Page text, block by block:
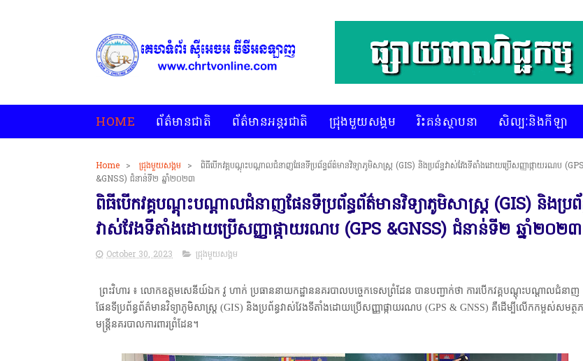
HOME ព័ត៌មានជាតិ ព័ត៌មានអន្តរជាតិ ជ្រុងមួយសង្គម រិះគន់ស្ថាបនា សិល្បៈនិងកីឡា
Home > ជ្រុងមួយសង្គម >
ពិធីបើកវគ្គបណ្តុះបណ្តាលជំនាញផែនទីប្រព័ន្ធព័ត៌មានវិទ្យាភូមិសាស្ត្រ (GIS) និងប្រព័ន្ធវាស់វែងទីតាំងដោយប្រើសញ្ញាផ្កាយរណប (GPS
&GNSS) ជំនាន់ទី២ ឆ្នាំ២០២៣
ពិធីបើកវគ្គបណ្តុះបណ្តាលជំនាញផែនទីប្រព័ន្ធព័ត៌មានវិទ្យាភូមិសាស្ត្រ (GIS) និងប្រព័
វាស់វែងទីតាំងដោយប្រើសញ្ញាផ្កាយរណប (GPS &GNSS) ជំនាន់ទី២ ឆ្នាំ២០២៣
October 30, 2023 ជ្រុងមួយសង្គម
ព្រះវិហារ ៖ លោកឧត្តមសេនីយ៍ឯក វូ ហាក់ ប្រធាននាយកដ្ឋាននគរបាលបច្ចេកទេសព្រំដែន បានបញ្ជាក់ថា ការបើកវគ្គបណ្តុះបណ្តាលជំនាញ
ផែនទីប្រព័ន្ធព័ត៌មានវិទ្យាភូមិសាស្ត្រ (GIS) និងប្រព័ន្ធវាស់វែងទីតាំងដោយប្រើសញ្ញាផ្កាយរណប (GPS & GNSS) គឺដើម្បីលើកកម្ពស់សមត្ថ
មន្ត្រីនគរបាលការពារព្រំដែន។
* គេហទំព័រ ស៊ីអេចអធីវីអនឡាញ ជា